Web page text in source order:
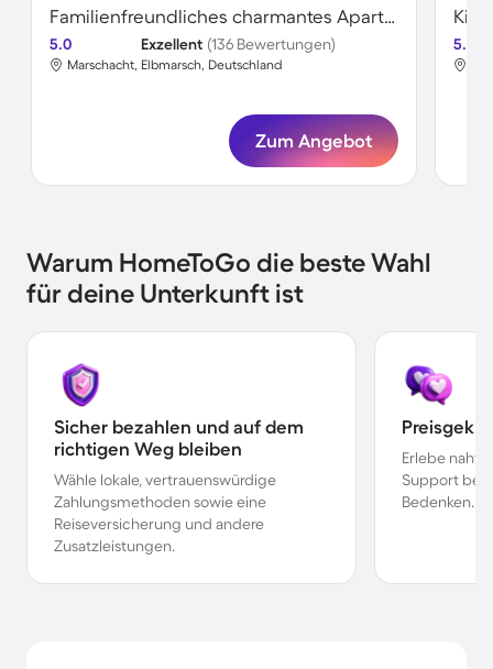
Familienfreundliches charmantes Apartment mit Terrasse
5.0 Exzellent (136 Bewertungen)
Marschacht, Elbmarsch, Deutschland
Zum Angebot
5.0
Warum HomeToGo die beste Wahl
für deine Unterkunft ist
Sicher bezahlen und auf dem
richtigen Weg bleiben
Wähle lokale, vertrauenswürdige
Zahlungsmethoden sowie eine
Reiseversicherung und andere
Zusatzleistungen.
Erlebe
Support bei
Bedenken.